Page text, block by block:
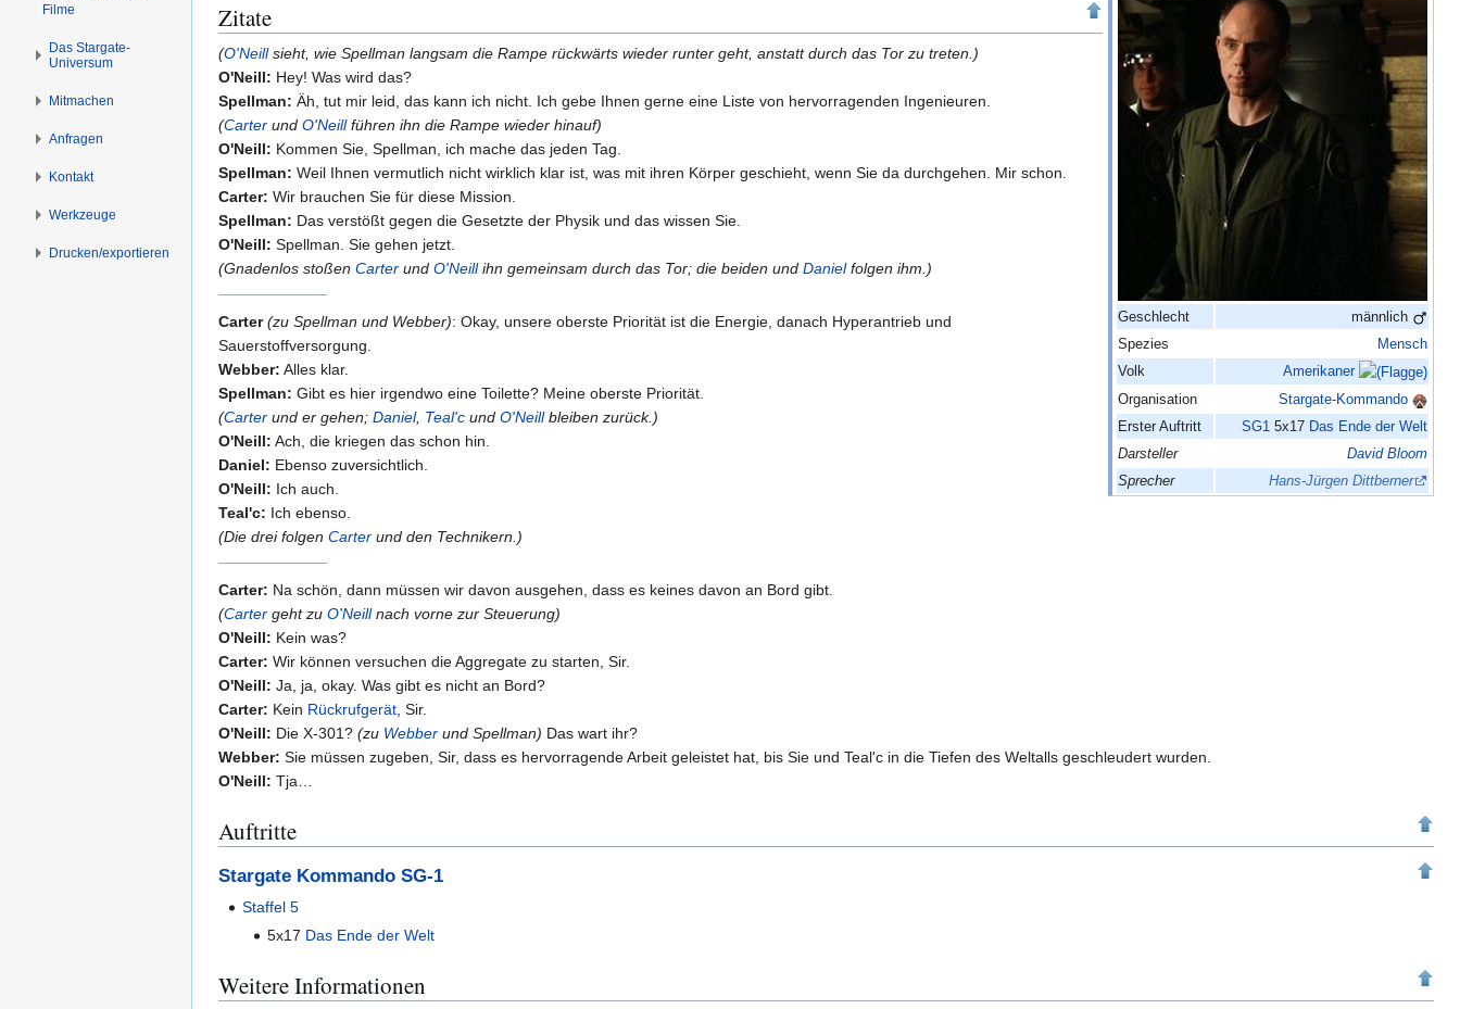
n
p
r
i
n
g
e
n
n
e
n
Geschlecht
männlich
Spezies
Mensch
Volk
Amerikaner
Organisation
Stargate-Kommando
Erster Auftritt
SG1 5x17 Das Ende der Welt
Darsteller
David Bloom
Sprecher
Hans-Jürgen Dittberner
Zitate
(O'Neillsieht, wie Spellman langsam die Rampe rückwärts wieder runter geht, anstatt durch das Tor zu treten.)
O'Neill: Hey! Was wird das?
Spellman: Äh, tut mir leid, das kann ich nicht. Ich gebe Ihnen gerne eine Liste von hervorragenden Ingenieuren.
(Carter und O'Neillführen ihn die Rampe wieder hinauf)
O'Neill: Kommen Sie, Spellman, ich mache das jeden Tag.
Spellman: Weil Ihnen vermutlich nicht wirklich klar ist, was mit ihren Körper geschieht, wenn Sie da durchgehen. Mir schon.
Carter: Wir brauchen Sie für diese Mission.
Spellman: Das verstößt gegen die Gesetzte der Physik und das wissen Sie.
O'Neill: Spellman. Sie gehen jetzt.
(Gnadenlos stoßen Carter und O'Neillihn gemeinsam durch das Tor; die beiden und Danielfolgen ihm.)
Carter (zu Spellman und Webber): Okay, unsere oberste Priorität ist die Energie, danach Hyperantrieb und
Sauerstoffversorgung.
Webber: Alles klar.
Spellman: Gibt es hier irgendwo eine Toilette? Meine oberste Priorität.
(Carter und er gehen; Daniel, Teal'c und O'Neillbleiben zurück.)
O'Neill: Ach, die kriegen das schon hin.
Daniel: Ebenso zuversichtlich.
O'Neill: Ich auch.
Teal'c: Ich ebenso.
(Die drei folgen Carter und den Technikern.)
Carter: Na schön, dann müssen wir davon ausgehen, dass es keines davon an Bord gibt.
(Carter geht zu O'Neillnach vorne zur Steuerung)
O'Neill: Kein was?
Carter: Wir können versuchen die Aggregate zu starten, Sir.
O'Neill: Ja, ja, okay. Was gibt es nicht an Bord?
Carter: Kein Rückrufgerät, Sir.
O'Neill: Die X-301? (zu Webber und Spellman) Das wart ihr?
Webber: Sie müssen zugeben, Sir, dass es hervorragende Arbeit geleistet hat, bis Sie und Teal'c in die Tiefen des Weltalls geschleudert wurden.
O'Neill: Tja…
Auftritte
Stargate Kommando SG-1
Staffel 5
5x17 Das Ende der Welt
Weitere Informationen
Filme
Das Stargate-
Universum
Mitmachen
Anfragen
Kontakt
Werkzeuge
Drucken/­exportieren